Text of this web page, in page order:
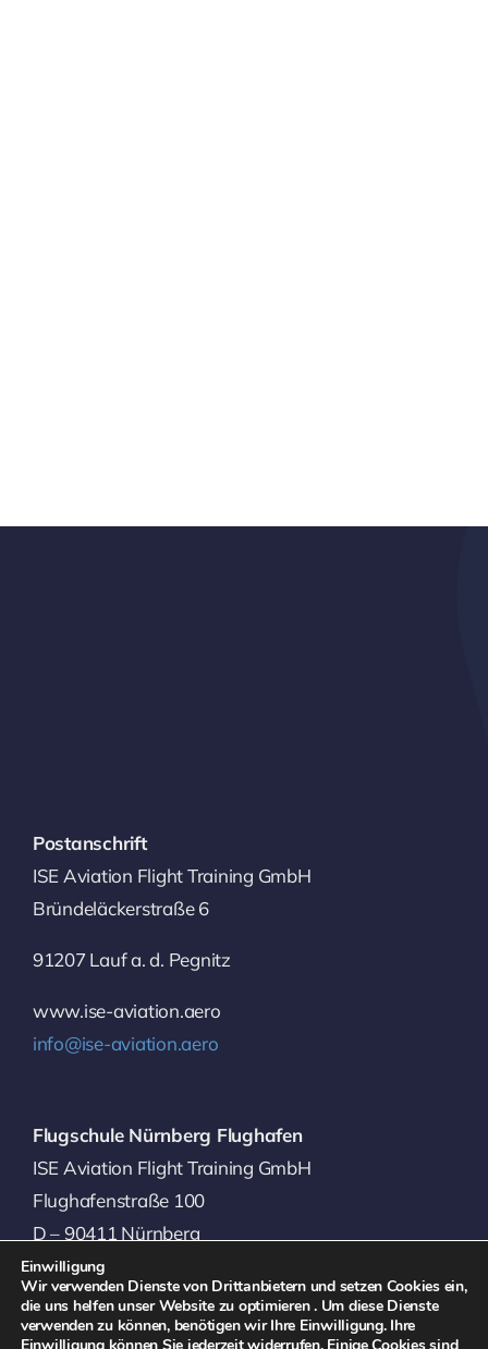
Postanschrift
ISE Aviation Flight Training GmbH
Bründeläckerstraße 6
91207 Lauf a. d. Pegnitz
www.ise-aviation.aero
info@ise-aviation.aero
Flugschule Nürnberg Flughafen
ISE Aviation Flight Training GmbH
Flughafenstraße 100
D – 90411 Nürnberg
Telefon: +49 9192 9929-0
Telefax: +49 9192 9929-654
Einwilligung
Wir verwenden Dienste von Drittanbietern und setzen Cookies ein,
die uns helfen unser Website zu optimieren . Um diese Dienste
verwenden zu können, benötigen wir Ihre Einwilligung. Ihre